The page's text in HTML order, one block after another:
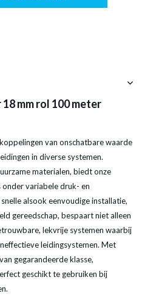
mm rol 100 meter
van onschatbare waarde
in diverse systemen.
materialen, biedt onze
variabele druk- en
alsook eenvoudige installatie,
gereedschap, bespaart niet alleen
lekvrije systemen waarbij
leidingsystemen. Met
gegarandeerde klasse,
geschikt te gebruiken bij